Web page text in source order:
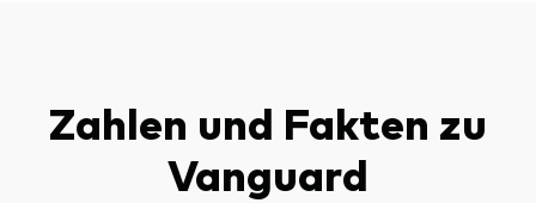
Zahlen und Fakten zu
Vanguard